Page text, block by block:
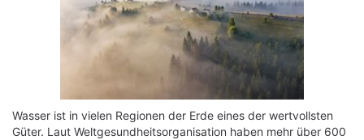
Wasser ist in vielen Regionen der Erde eines der wertvollsten
Güter. Laut Weltgesundheitsorganisation haben mehr über 600